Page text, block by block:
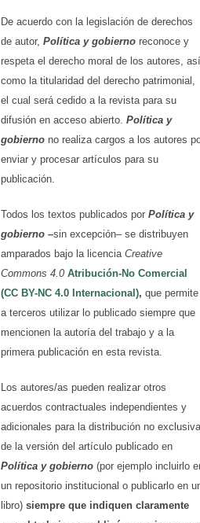
De acuerdo con la legislación de derechos
de autor, Política y gobierno reconoce y
respeta el derecho moral de los autores, así
como la titularidad del derecho patrimonial,
el cual será cedido a la revista para su
difusión en acceso abierto. Política y
gobierno no realiza cargos a los autores
enviar y procesar artículos para su
publicación.
Todos los textos publicados por Política y
gobierno –sin excepción– se distribuyen
amparados bajo la licencia Creative
Commons 4.0 Atribución-No Comercial
(CC BY-NC 4.0 Internacional), que permite
a terceros utilizar lo publicado siempre que
mencionen la autoría del trabajo y a la
primera publicación en esta revista.
Los autores/as pueden realizar otros
acuerdos contractuales independientes y
adicionales para la distribución no exclusiva
de la versión del artículo publicado en
Política y gobierno (por ejemplo incluirlo
un repositorio institucional o publicarlo en
libro) siempre que indiquen claramente